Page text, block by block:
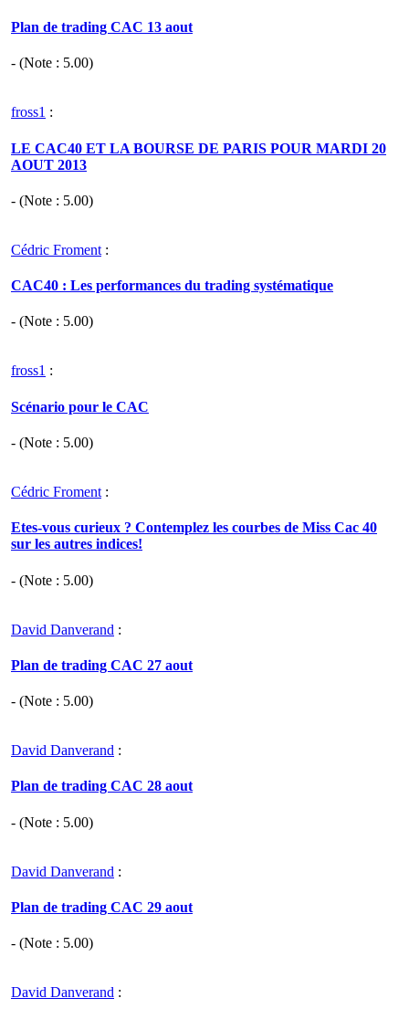
Plan de trading CAC 13 aout
- (Note : 5.00)
fross1 :
LE CAC40 ET LA BOURSE DE PARIS POUR MARDI 20
AOUT 2013
- (Note : 5.00)
Cédric Froment :
CAC40 : Les performances du trading systématique
- (Note : 5.00)
fross1 :
Scénario pour le CAC
- (Note : 5.00)
Cédric Froment :
Etes-vous curieux ? Contemplez les courbes de Miss Cac 40
sur les autres indices!
- (Note : 5.00)
David Danverand :
Plan de trading CAC 27 aout
- (Note : 5.00)
David Danverand :
Plan de trading CAC 28 aout
- (Note : 5.00)
David Danverand :
Plan de trading CAC 29 aout
- (Note : 5.00)
David Danverand :